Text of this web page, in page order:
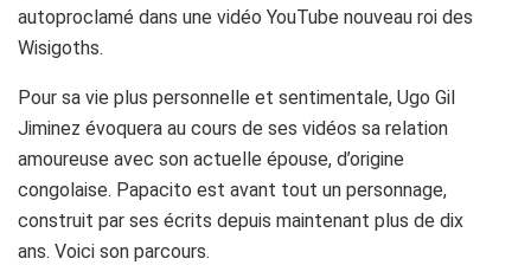
autoproclamé dans une vidéo YouTube nouveau roi des
Wisigoths.
Pour sa vie plus personnelle et sentimentale, Ugo Gil
Jiminez évoquera au cours de ses vidéos sa relation
amoureuse avec son actuelle épouse, d’origine
congolaise. Papacito est avant tout un personnage,
construit par ses écrits depuis maintenant plus de dix
ans. Voici son parcours.